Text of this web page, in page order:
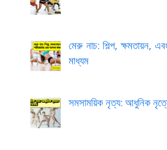
মেরু নাচ: শিল্প, ক্ষমতায়ন,
মাধ্যম
সমসাময়িক নৃত্য: আধুনিক